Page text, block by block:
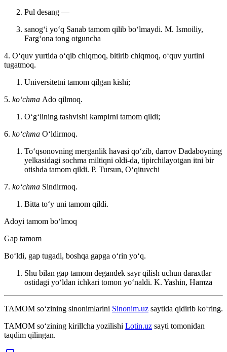
Pul desang —
sanogʻi yoʻq Sanab tamom qilib boʻlmaydi. M. Ismoiliy,
Fargʻona tong otguncha
4. Oʻquv yurtida oʻqib chiqmoq, bitirib chiqmoq, oʻquv yurtini
tugatmoq.
Universitetni tamom qilgan kishi;
5. koʻchma Ado qilmoq.
Oʻgʻlining tashvishi kampirni tamom qildi;
6. koʻchma Oʻldirmoq.
Toʻqsonovning merganlik havasi qoʻzib, darrov Dadaboyning
yelkasidagi sochma miltiqni oldi-da, tipirchilayotgan itni bir
otishda tamom qildi. P. Tursun, Oʻqituvchi
7. koʻchma Sindirmoq.
Bitta toʻy uni tamom qildi.
Adoyi tamom boʻlmoq
Gap tamom
Boʻldi, gap tugadi, boshqa gapga oʻrin yoʻq.
Shu bilan gap tamom degandek sayr qilish uchun daraxtlar
ostidagi yoʻldan ichkari tomon yoʻnaldi. K. Yashin, Hamza
TAMOM so‘zining sinonimlarini Sinonim.uz saytida qidirib ko‘ring.
ТАМОМ so‘zining kirillcha yozilishi Lotin.uz sayti tomonidan
taqdim qilingan.